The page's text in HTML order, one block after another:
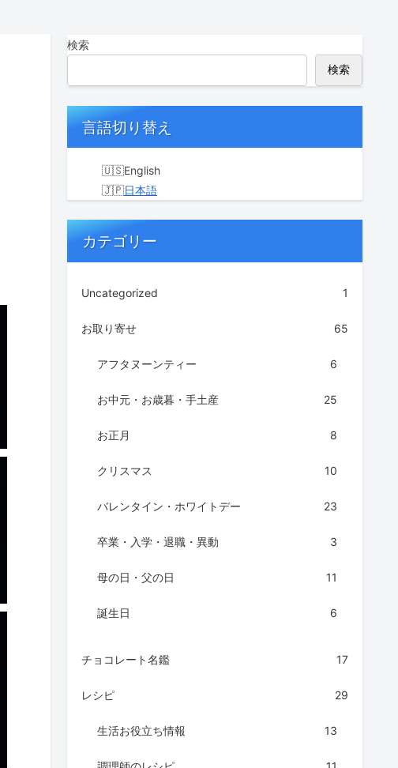
検索
検索
言語切り替え
English
日本語
カテゴリー
Uncategorized 1
お取り寄せ 65
アフタヌーンティー 6
お中元・お歳暮・手土産 25
お正月 8
クリスマス 10
バレンタイン・ホワイトデー 23
卒業・入学・退職・異動 3
母の日・父の日 11
誕生日 6
チョコレート名鑑 17
レシピ 29
生活お役立ち情報 13